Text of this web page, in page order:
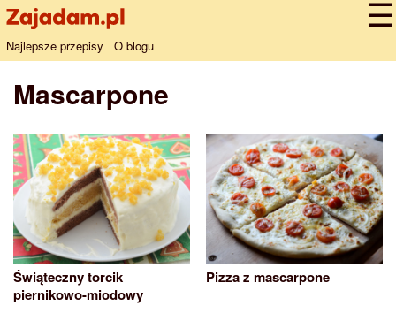
Najlepsze przepisy O blogu
Mascarpone
Świąteczny torcik
piernikowo-miodowy
Pizza z mascarpone